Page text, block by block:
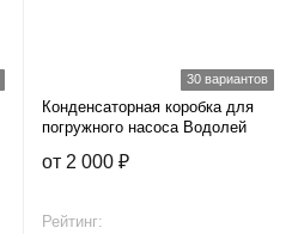
30 вариантов
Конденсаторная коробка для
погружного насоса Водолей
от 2 000 ₽
Рейтинг: